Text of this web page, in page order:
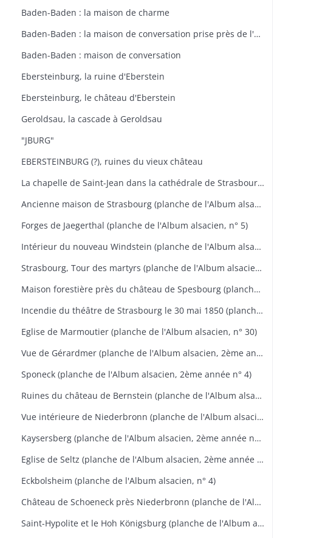
Baden-Baden : la maison de charme
Baden-Baden : la maison de conversation prise près de l'étang
Baden-Baden : maison de conversation
Ebersteinburg, la ruine d'Eberstein
Ebersteinburg, le château d'Eberstein
Geroldsau, la cascade à Geroldsau
"JBURG"
EBERSTEINBURG (?), ruines du vieux château
La chapelle de Saint-Jean dans la cathédrale de Strasbourg (planche de l'Album alsacien, n° 3)
Ancienne maison de Strasbourg (planche de l'Album alsacien, n° 4)
Forges de Jaegerthal (planche de l'Album alsacien, n° 5)
Intérieur du nouveau Windstein (planche de l'Album alsacien, n° 13)
Strasbourg, Tour des martyrs (planche de l'Album alsacien, n° 17)
Maison forestière près du château de Spesbourg (planche de l'Album alsacien, n° 18)
Incendie du théâtre de Strasbourg le 30 mai 1850 (planche de l'Album alsacien, n° 29)
Eglise de Marmoutier (planche de l'Album alsacien, n° 30)
Vue de Gérardmer (planche de l'Album alsacien, 2ème année n°1)
Sponeck (planche de l'Album alsacien, 2ème année n° 4)
Ruines du château de Bernstein (planche de l'Album alsacien, 2ème année n° 9)
Vue intérieure de Niederbronn (planche de l'Album alsacien, 2ème année n° 11)
Kaysersberg (planche de l'Album alsacien, 2ème année n° 17)
Eglise de Seltz (planche de l'Album alsacien, 2ème année n° 24)
Eckbolsheim (planche de l'Album alsacien, n° 4)
Château de Schoeneck près Niederbronn (planche de l'Album alsacien, n° 4)
Saint-Hypolite et le Hoh Königsburg (planche de l'Album alsacien, n° 22)